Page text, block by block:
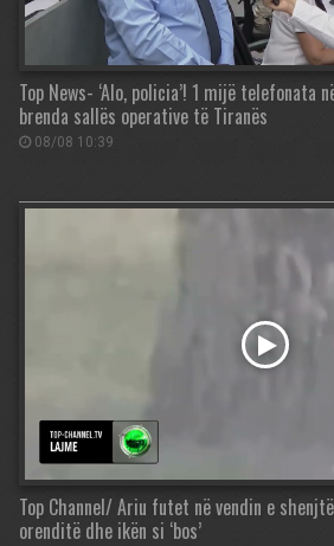
Top News- ‘Alo, policia’! 1 mijë telefonata
brenda sallës operative të Tiranës
08/08 10:39
Top Channel/ Ariu futet në vendin e
orenditë dhe ikën si ‘bos’